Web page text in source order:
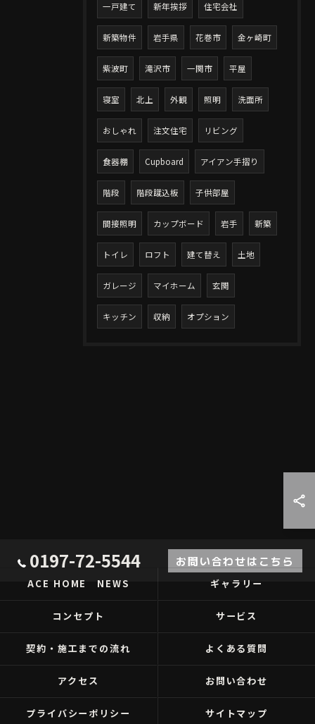
一戸建て 新年挨拶 住宅会社
新築物件 岩手県 花巻市 金ヶ崎町
紫波町 滝沢市 一関市 平屋
寝室 北上 外観 照明 洗面所
おしゃれ 注文住宅 リビング
食器棚 Cupboard アイアン手摺り
階段 階段蹴込板 子供部屋
間接照明 カップボード 岩手 新築
トイレ ロフト 建て替え 土地
ガレージ マイホーム 玄関
キッチン 収納 オプション
0197-72-5544 お問い合わせはこちら
ACE HOME NEWS ギャラリー
コンセプト サービス
契約・施工までの流れ よくある質問
アクセス お問い合わせ
プライバシーポリシー サイトマップ